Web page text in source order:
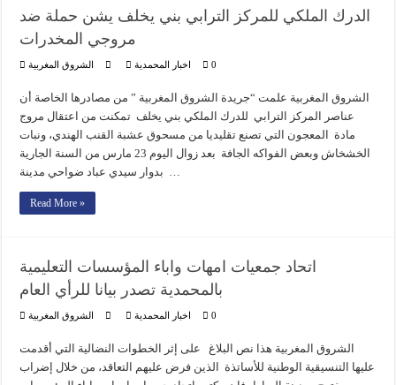
الدرك الملكي للمركز الترابي بني يخلف يشن حملة ضد
مروجي المخدرات
الشروق المغربية اخبار المحمدية 0
الشروق المغربية علمت “جريدة الشروق المغربية ” من مصادرها الخاصة أن
عناصر المركز الترابي للدرك الملكي بني يخلف تمكنت من اعتقال مروج
مادة المعجون التي تصنع تقليديا من مسحوق عشبة القنب الهندي، ونبات
الخشخاش وبعض الفواكه الجافة بعد زوال اليوم 23 مارس من السنة الجارية
بدوار سيدي عباد ضواحي مدينة …
Read More »
اتحاد جمعيات امهات واباء المؤسسات التعليمية
بالمحمدية تصدر بيانا للرأي العام
الشروق المغربية اخبار المحمدية 0
الشروق المغربية هذا نص البلاغ على إثر الخطوات النضالية التي أقدمت
عليها التنسيقية الوطنية للأساتذة الذين فرض عليهم التعاقد، من خلال إضراب